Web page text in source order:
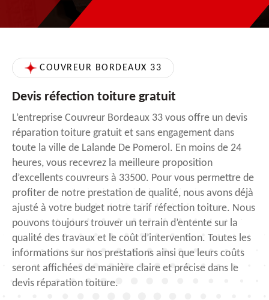
COUVREUR BORDEAUX 33
Devis réfection toiture gratuit
L’entreprise Couvreur Bordeaux 33 vous offre un devis
réparation toiture gratuit et sans engagement dans
toute la ville de Lalande De Pomerol. En moins de 24
heures, vous recevrez la meilleure proposition
d’excellents couvreurs à 33500. Pour vous permettre de
profiter de notre prestation de qualité, nous avons déjà
ajusté à votre budget notre tarif réfection toiture. Nous
pouvons toujours trouver un terrain d’entente sur la
qualité des travaux et le coût d’intervention. Toutes les
informations sur nos prestations ainsi que leurs coûts
seront affichées de manière claire et précise dans le
devis réparation toiture.